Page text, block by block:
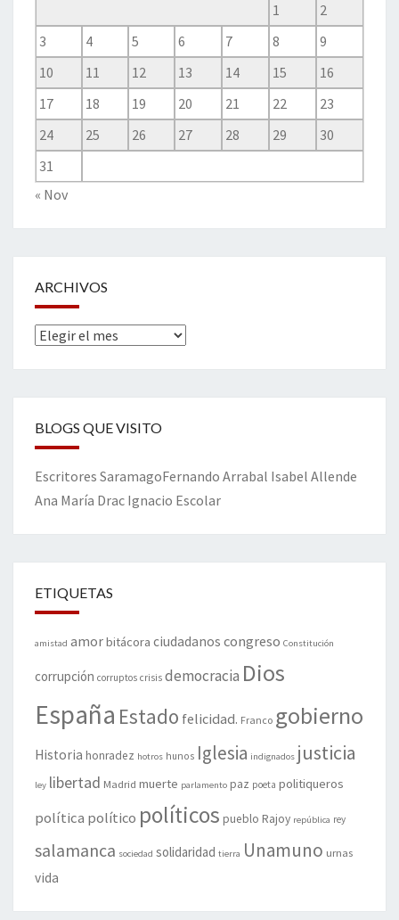
1
2
3
4 5 6 7 8
9
10
11 12 13 14 15
16
17
18 19 20 21 22
23
24
25 26 27 28 29
30
31
« Nov
ARCHIVOS
Archivos
BLOGS QUE VISITO
Escritores SaramagoFernando Arrabal Isabel Allende
Ana María Drac Ignacio Escolar
ETIQUETAS
amistad amorbitácora ciudadanos congreso Constitución
corrupción corruptos crisis democracia Dios
España Estado felicidad. Franco gobierno
Historia honradez hotros hunos Iglesia indignados justicia
ley libertad Madrid muerte parlamento paz poeta politiqueros
política político políticos pueblo Rajoy república rey
salamanca sociedad solidaridad tierra Unamuno urnas
vida